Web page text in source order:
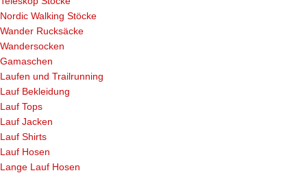
Nordic Walking Stöcke
Wander Rucksäcke
Wandersocken
Gamaschen
Laufen und Trailrunning
Lauf Bekleidung
Lauf Tops
Lauf Jacken
Lauf Shirts
Lauf Hosen
Lange Lauf Hosen